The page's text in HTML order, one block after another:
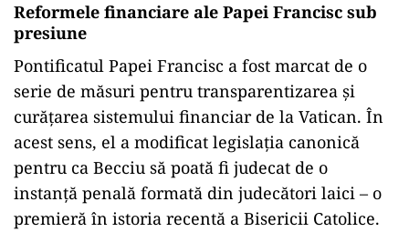
Reformele financiare ale Papei Francisc sub
presiune
Pontificatul Papei Francisc a fost marcat de o
serie de măsuri pentru transparentizarea și
curățarea sistemului financiar de la Vatican. În
acest sens, el a modificat legislația canonică
pentru ca Becciu să poată fi judecat de o
instanță penală formată din judecători laici – o
premieră în istoria recentă a Bisericii Catolice.